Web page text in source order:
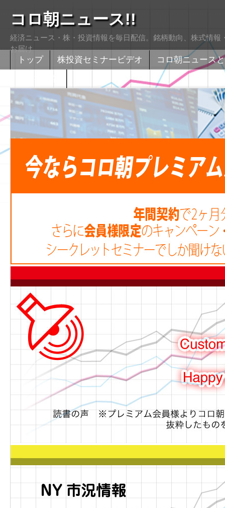
コロ朝ニュース!!
経済ニュース・株・投資情報を毎日配信。銘柄動向、株式情
お届け
トップ 株投資セミナービデオ
コロ朝ニュース